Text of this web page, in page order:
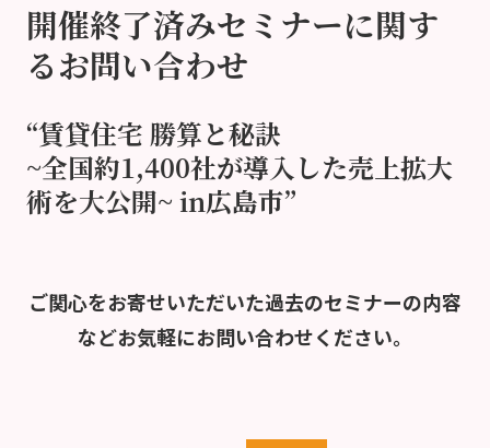
開催終了済みセミナーに関す
るお問い合わせ
“賃貸住宅 勝算と秘訣
~全国約1,400社が導入した売上拡大
術を大公開~ in広島市”
ご関心をお寄せいただいた過去のセミナーの内容
などお気軽にお問い合わせください。